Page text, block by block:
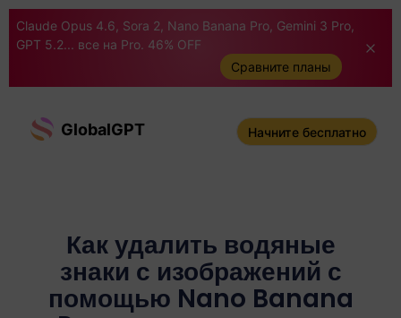
Claude Opus 4.6, Sora 2, Nano Banana Pro, Gemini 3 Pro,
GPT 5.2... все на Pro. 46% OFF
Сравните планы
GlobalGPT Начните бесплатно
Как удалить водяные
знаки с изображений с
помощью Nano Banana